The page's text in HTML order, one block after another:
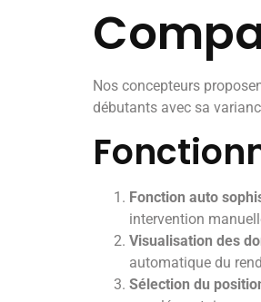
Nos concepteurs
débutants avec sa
Fonction auto
intervention
Visualisation des
automatique du
Sélection du